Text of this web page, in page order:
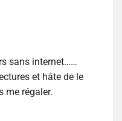
sans internet……
et hâte de le
me régaler.